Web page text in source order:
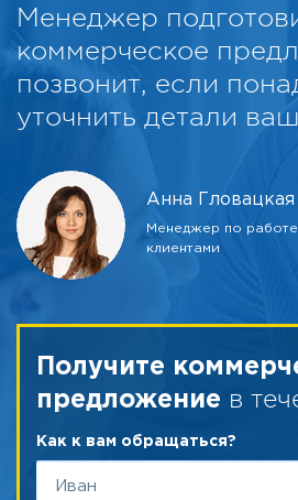
Менеджер
коммерческое
позвонит, если
уточнить детали
Анна Гловацкая
Менеджер по
клиентами
Получите
предложение в
Как к вам обращаться?